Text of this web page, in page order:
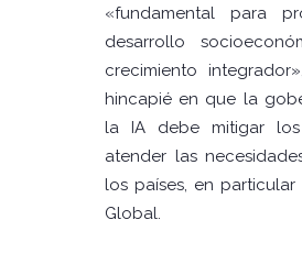
«fundamental para
desarrollo
crecimiento
hincapié en que la
la IA debe mitigar
atender las
los países, en
Global.